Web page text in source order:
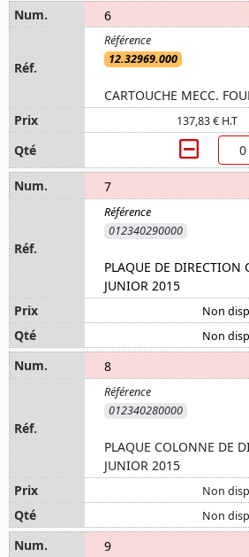
6
12.32969.000
CARTOUCHE MECC.
137,83 € H.T
7
012340290000
PLAQUE DE DIRECTION
JUNIOR 2015
Non
Non
8
012340280000
PLAQUE COLONNE DE
JUNIOR 2015
Non
Non
9